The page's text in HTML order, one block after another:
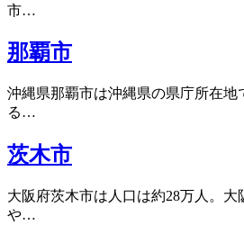
市…
那覇市
沖縄県那覇市は沖縄県の県庁所在地
る…
茨木市
大阪府茨木市は人口は約28万人。
や…